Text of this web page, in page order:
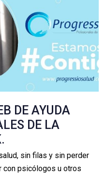
DE AYUDA
DE LA
sin filas y sin perder
con psicólogos u otros